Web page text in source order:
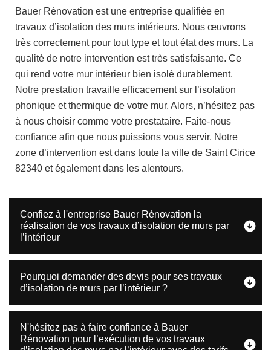
Bauer Rénovation est une entreprise qualifiée en
travaux d’isolation des murs intérieurs. Nous œuvrons
très correctement pour tout type et tout état des murs. La
qualité de notre intervention est très satisfaisante. Ce
qui rend votre mur intérieur bien isolé durablement.
Notre prestation travaille efficacement sur l’isolation
phonique et thermique de votre mur. Alors, n’hésitez pas
à nous choisir comme votre prestataire. Faite-nous
confiance afin que nous puissions vous servir. Notre
zone d’intervention est dans toute la ville de Saint Cirice
82340 et également dans les alentours.
Confiez à l'entreprise Bauer Rénovation la
réalisation de vos travaux d’isolation de murs par
l’intérieur
Pourquoi demander des devis pour ses travaux
d’isolation de murs par l’intérieur ?
N'hésitez pas à faire confiance à Bauer
Rénovation pour l’exécution de vos travaux